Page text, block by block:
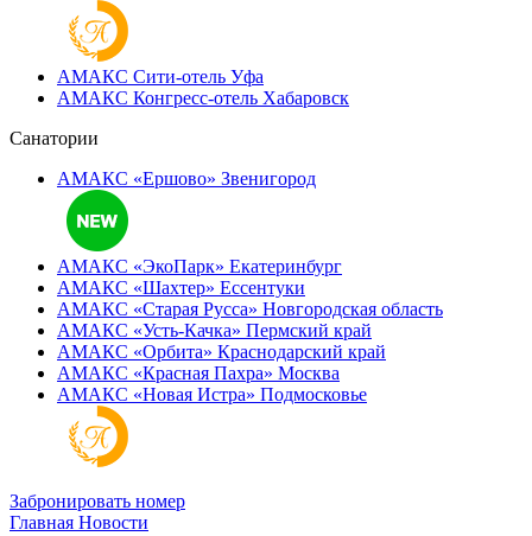
АМАКС Сити-отель Уфа
АМАКС Конгресс-отель Хабаровск
Санатории
АМАКС «Ершово» Звенигород
АМАКС «ЭкоПарк» Екатеринбург
АМАКС «‎Шахтер» Ессентуки
АМАКС «‎Старая Русса» Новгородская область
АМАКС «‎Усть-Качка» Пермский край
АМАКС «‎Орбита» Краснодарский край
АМАКС «‎Красная Пахра» Москва
АМАКС «‎Новая Истра» Подмосковье
Забронировать номер
Главная Новости